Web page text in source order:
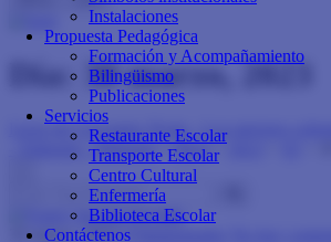
Instalaciones
Propuesta Pedagógica
Formación y Acompañamiento
Bilingüismo
Publicaciones
Servicios
Restaurante Escolar
Transporte Escolar
Centro Cultural
Enfermería
Biblioteca Escolar
Contáctenos
Día: 30 marzo, 2023
Liceo de Cervantes Norte - Los mejores
- Trilingüe - Bilingüe>Blog>
30 marzo, 2023 @dministrador